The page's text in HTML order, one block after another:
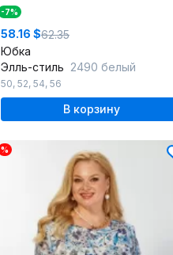
-7%
58.16 $62.35
Юбка
Элль-стиль 2490 белый
50, 52, 54, 56
В корзину
%